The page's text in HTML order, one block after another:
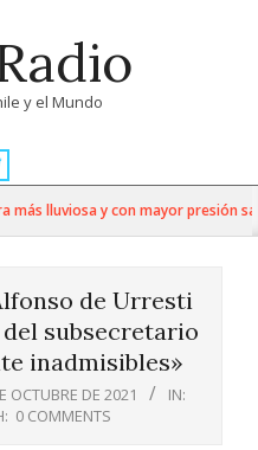
y el Mundo
lluviosa y con mayor presión
de Urresti
del subsecretario
inadmisibles»
OCTUBRE DE 2021
IN:
0 COMMENTS